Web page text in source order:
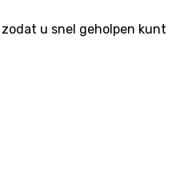
zodat u snel geholpen kunt